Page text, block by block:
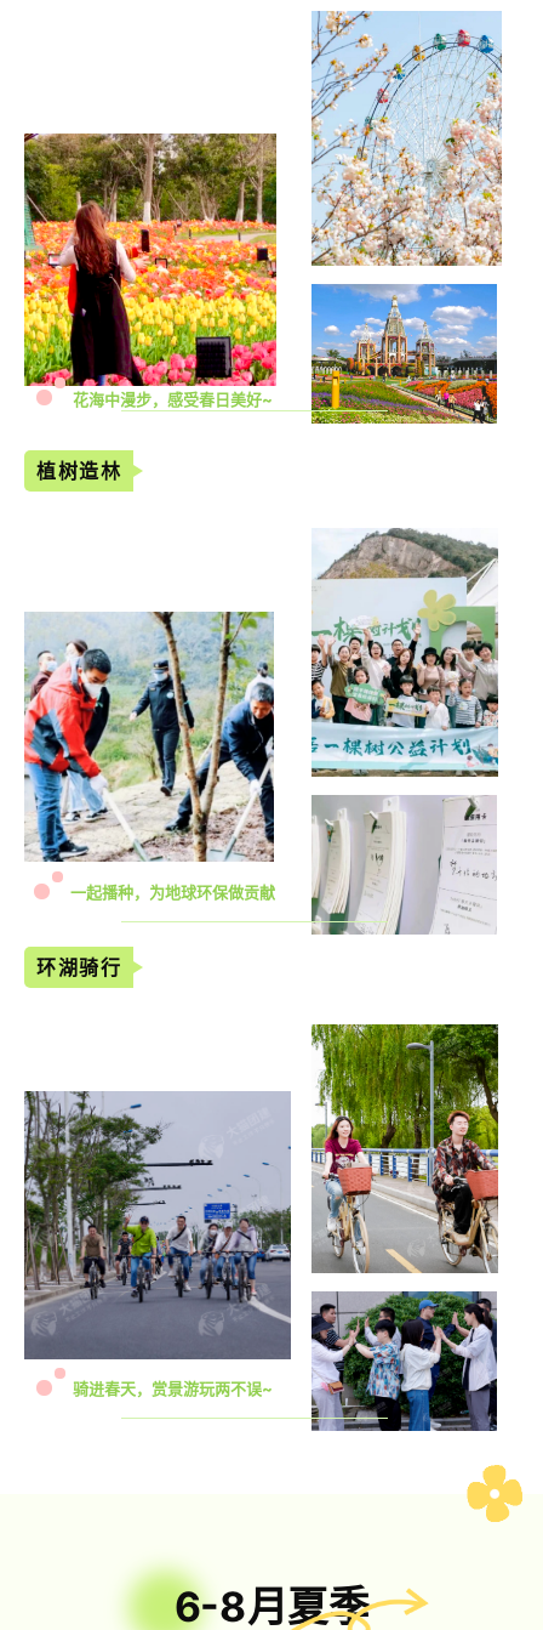
花海中漫步，感受春日美好~
植树造林
一起播种，为地球环保做贡献
环湖骑行
骑进春天，赏景游玩两不误~
6-8月夏季